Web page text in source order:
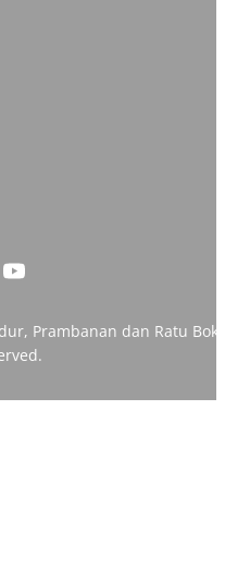
Prambanan dan Ratu